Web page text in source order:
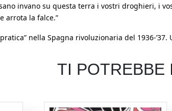
invano su questa terra i vostri droghieri, i
arrota la falce.”
nella Spagna rivoluzionaria del 1936-
TI